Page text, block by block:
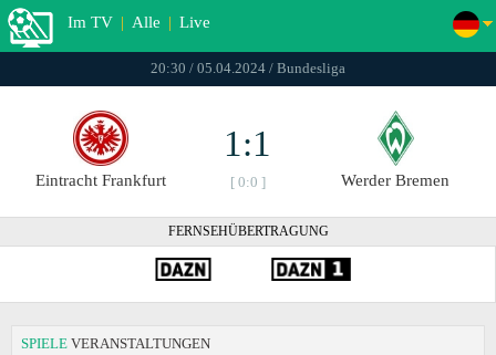
Im TV | Alle | Live
20:30 / 05.04.2024 / Bundesliga
Eintracht Frankfurt
1:1
[ 0:0 ] Werder Bremen
FERNSEHÜBERTRAGUNG
SPIELE VERANSTALTUNGEN